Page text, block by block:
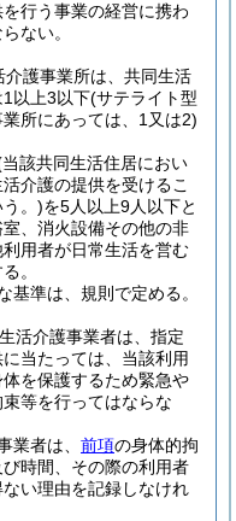
行う事業の経営に携わ
ない。
護事業所は、共同生活
以上3以下(サテライト型
所にあっては、1又は2)
該共同生活住居におい
介護の提供を受けるこ
。)を5人以上9人以下と
、消火設備その他の非
用者が日常生活を営む
。
基準は、規則で定める。
活介護事業者は、指定
当たっては、当該利用
を保護するため緊急や
等を行ってはならな
業者は、 前項の身体的拘
時間、その際の利用者
い理由を記録しなけれ